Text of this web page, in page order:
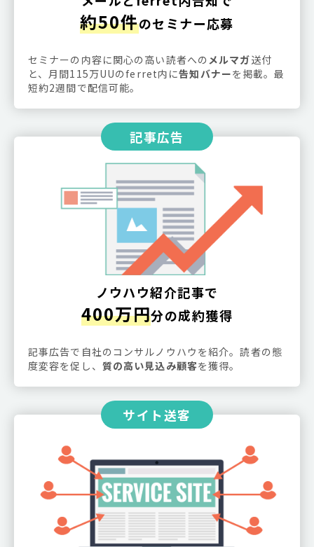
約50件のセミナー応募
セミナーの内容に関心の高い読者への メルマガ送付
と、月間115万UUのferret内に告知バナーを掲載。最
短約2週間で配信可能。
記事広告
ノウハウ紹介記事で
400万円分の成約獲得
記事広告で自社のコンサルノウハウを紹介。読者の態
度変容を促し、 質の高い見込み顧客を獲得。
サイト送客